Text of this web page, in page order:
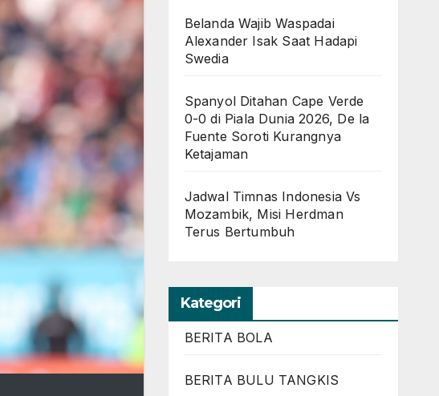
Belanda Wajib Waspadai
Alexander Isak Saat Hadapi
Swedia
Spanyol Ditahan Cape Verde
0-0 di Piala Dunia 2026, De la
Fuente Soroti Kurangnya
Ketajaman
Jadwal Timnas Indonesia Vs
Mozambik, Misi Herdman
Terus Bertumbuh
Kategori
BERITA BOLA
BERITA BULU TANGKIS